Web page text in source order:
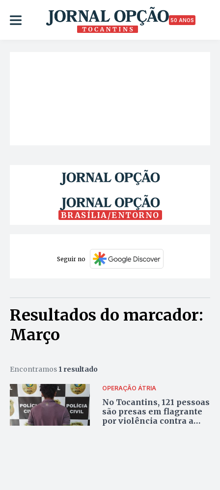
50 ANOS
BRASÍLIA/ENTORNO
Seguir no
Resultados do marcador:
Março
Encontramos 1 resultado
OPERAÇÃO ÁTRIA
No Tocantins, 121 pessoas
são presas em flagrante
por violência contra a